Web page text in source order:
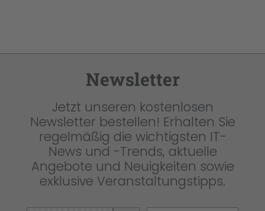
Newsletter
Jetzt unseren kostenlosen
Newsletter bestellen! Erhalten Sie
regelmäßig die wichtigsten IT-
News und -Trends, aktuelle
Angebote und Neuigkeiten sowie
exklusive Veranstaltungstipps.